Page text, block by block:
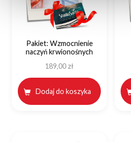
Pakiet: Wzmocnienie
naczyń krwionośnych
189,00 zł
Dodaj do koszyka